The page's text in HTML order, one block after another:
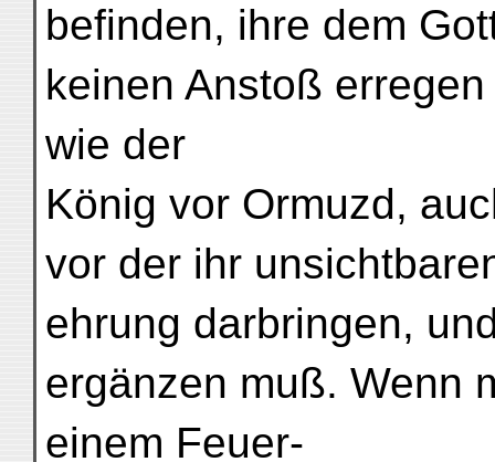
befinden, ihre dem
keinen Anstoß
wie der
König vor Ormuzd,
vor der ihr
ehrung darbringen,
ergänzen muß. Wenn
einem Feuer-